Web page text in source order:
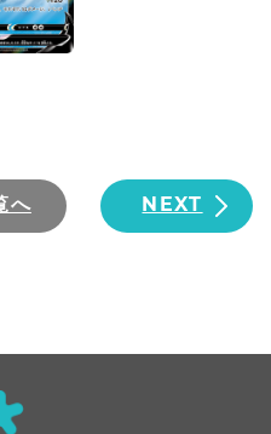
へ NEXT